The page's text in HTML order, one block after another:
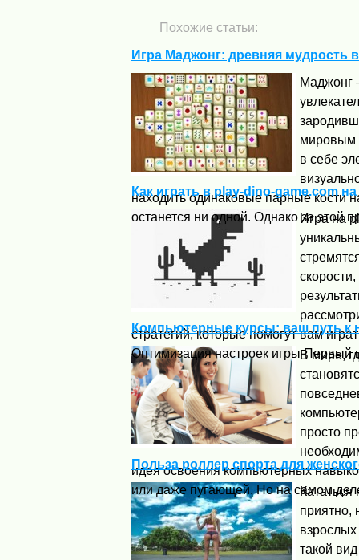
Похожие статьи:
Игра Маджонг: древняя мудрость
Маджонг
мировым
в себе
находить одинаковые парные кости
останется ни одной. Однако за этой
Как играть в play-dino-game.com
Игра на
стратегий, которые помогут вам
Оптимизация настроек игры Первый
Компьютерные курсы: ваш путь
В мире,
просто
идея освоения компьютерных
или даже пугающей. Но на самом
Польза роллер спорта для
Кататься
приятно,
такой